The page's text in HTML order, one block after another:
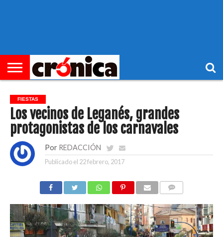
FIESTAS
Los vecinos de Leganés, grandes
protagonistas de los carnavales
Por REDACCIÓN
Publicado el 22 febrero, 2017